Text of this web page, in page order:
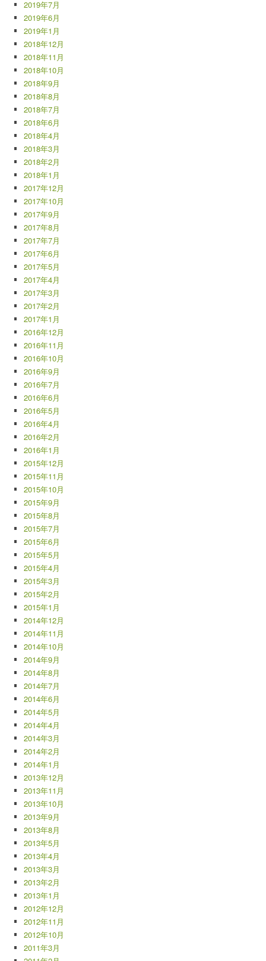
2019年7月
2019年6月
2019年1月
2018年12月
2018年11月
2018年10月
2018年9月
2018年8月
2018年7月
2018年6月
2018年4月
2018年3月
2018年2月
2018年1月
2017年12月
2017年10月
2017年9月
2017年8月
2017年7月
2017年6月
2017年5月
2017年4月
2017年3月
2017年2月
2017年1月
2016年12月
2016年11月
2016年10月
2016年9月
2016年7月
2016年6月
2016年5月
2016年4月
2016年2月
2016年1月
2015年12月
2015年11月
2015年10月
2015年9月
2015年8月
2015年7月
2015年6月
2015年5月
2015年4月
2015年3月
2015年2月
2015年1月
2014年12月
2014年11月
2014年10月
2014年9月
2014年8月
2014年7月
2014年6月
2014年5月
2014年4月
2014年3月
2014年2月
2014年1月
2013年12月
2013年11月
2013年10月
2013年9月
2013年8月
2013年5月
2013年4月
2013年3月
2013年2月
2013年1月
2012年12月
2012年11月
2012年10月
2011年3月